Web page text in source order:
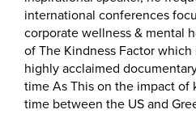
international conferences
corporate wellness & mental
of The Kindness Factor
highly acclaimed
time As This on the impact of
time between the US and